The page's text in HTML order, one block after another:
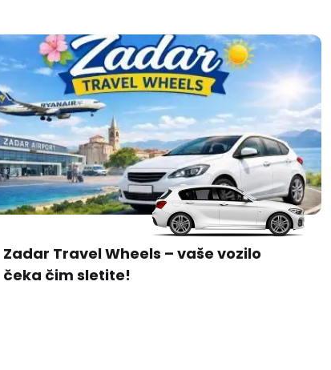
Zadar Travel Wheels – vaše vozilo
čeka čim sletite!